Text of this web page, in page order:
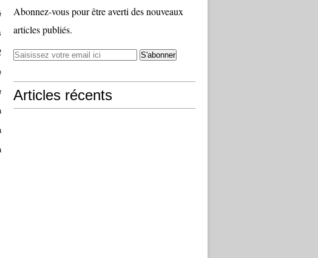
Abonnez-vous pour être averti des nouveaux
articles publiés.
Articles récents